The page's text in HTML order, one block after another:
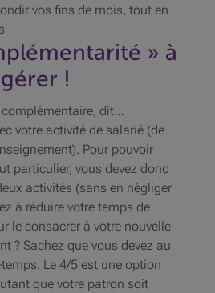
vos fins de mois, tout en
» à
gérer !
dit…
votre activité de salarié (de
Pour pouvoir
particulier, vous devez donc
activités (sans en négliger
à réduire votre temps de
le consacrer à votre nouvelle
? Sachez que vous devez au
Le 4/5 est une option
que votre patron soit